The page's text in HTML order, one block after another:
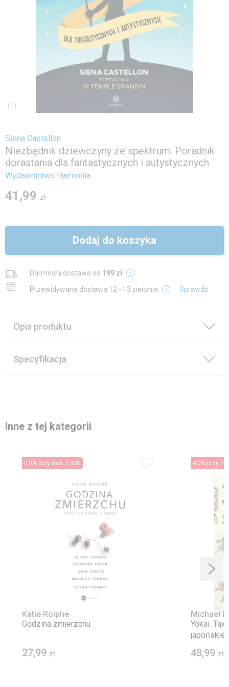
1 /1
Siena Castellon
Niezbędnik dziewczyny ze spektrum. Poradnik
dorastania dla fantastycznych i autystycznych
Wydawnictwo Harmonia
41,99 zł
Dodaj do koszyka
Darmowa dostawa od 199 zł
Przewidywana dostawa 12 - 13 sierpnia Sprawdź
Opis produktu
Specyfikacja
Inne z tej kategorii
-10% przy min. 2 szt.
Katie Roiphe
Godzina zmierzchu
27,99 zł
-10% przy
Michael
Yokai.
japońskiej
48,99 zł